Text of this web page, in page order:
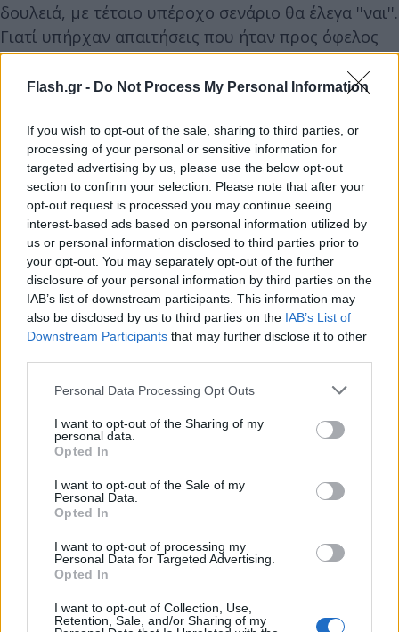
Flash.gr - Do Not Process My Personal Information
If you wish to opt-out of the sale, sharing to third parties, or
processing of your personal or sensitive information for
targeted advertising by us, please use the below opt-out
section to confirm your selection. Please note that after your
opt-out request is processed you may continue seeing
interest-based ads based on personal information utilized by
us or personal information disclosed to third parties prior to
your opt-out. You may separately opt-out of the further
disclosure of your personal information by third parties on the
IAB’s list of downstream participants. This information may
also be disclosed by us to third parties on the IAB’s List of
Downstream Participants that may further disclose it to other
Please note that this website/app uses one or more Google
not limited to your visit or usage behaviour. You may click to
grant or deny consent to Google and its third-party tags to
use your data for below specified purposes in below Google
consent section.
Personal Data Processing Opt Outs
I want to opt-out of the Sharing of my
personal data.
Opted In
I want to opt-out of the Sale of my
Personal Data.
Opted In
I want to opt-out of processing my
Personal Data for Targeted Advertising.
Opted In
I want to opt-out of Collection, Use,
Retention, Sale, and/or Sharing of my
δουλειά, με τέτοιο υπέροχο σενάριο θα έλεγα ''ναι''.
Γιατί υπήρχαν απαιτήσεις που ήταν προς όφελος
της δουλειάς, ενώ οι απαιτήσεις που υπάρχουν
τώρα είναι για να κάνουν τις δουλειές λιγότερο
θεωρούσαν τον Αλέξανδρο (Ρήγα) ακραίο, όμως
αυτά που ζητούσε δεν ήταν για κακό αλλά για καλό
της σειράς».
Την επιτυχία της σειρά δεν την διαχειρίστηκε
εύκολα όπως παραδέχεται: «Μου ήρθε απότομα η
αναγνωρισιμότητα. Έλεγα ''αυτοί όλοι τι έχουν
πάθε μαζί μου;''. Ξαφνικά έβλεπα ανθρώπους και
σχολεία να έρχονται καταπάνω μου και έλεγα ''τι